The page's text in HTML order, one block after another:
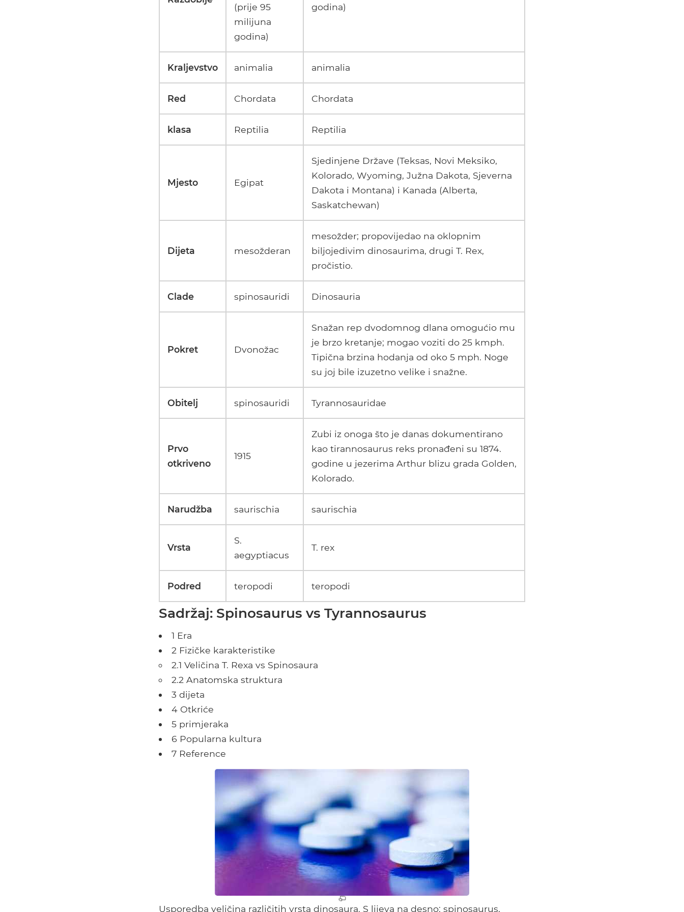
(prije 95
milijuna
godina)
godina)
Kraljevstvo animalia animalia
Red Chordata Chordata
klasa Reptilia Reptilia
Mjesto Egipat
Sjedinjene Države (Teksas, Novi Meksiko,
Kolorado, Wyoming, Južna Dakota, Sjeverna
Dakota i Montana) i Kanada (Alberta,
Saskatchewan)
Dijeta mesožderan
mesožder; propovijedao na oklopnim
biljojedivim dinosaurima, drugi T. Rex,
pročistio.
Clade spinosauridi Dinosauria
Pokret Dvonožac
Snažan rep dvodomnog dlana omogućio mu
je brzo kretanje; mogao voziti do 25 kmph.
Tipična brzina hodanja od oko 5 mph. Noge
su joj bile izuzetno velike i snažne.
Obitelj spinosauridi Tyrannosauridae
Prvo
otkriveno
1915
Zubi iz onoga što je danas dokumentirano
kao tirannosaurus reks pronađeni su 1874.
godine u jezerima Arthur blizu grada Golden,
Kolorado.
Narudžba saurischia saurischia
Vrsta
S.
aegyptiacus
T. rex
Podred teropodi teropodi
Sadržaj: Spinosaurus vs Tyrannosaurus
1 Era
2 Fizičke karakteristike
2.1 Veličina T. Rexa vs Spinosaura
2.2 Anatomska struktura
3 dijeta
4 Otkriće
5 primjeraka
6 Popularna kultura
7 Reference
Usporedba veličina različitih vrsta dinosaura. S lijeva na desno: spinosaurus,